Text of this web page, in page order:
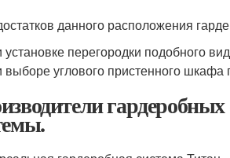
данного расположения
установке перегородки подобного
выборе углового пристенного шкафа